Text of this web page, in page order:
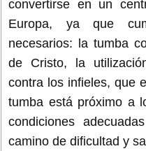
convertirse en un
Europa, ya que
necesarios: la tumba
de Cristo, la
contra los infieles, que
tumba está próximo a
condiciones
camino de dificultad y